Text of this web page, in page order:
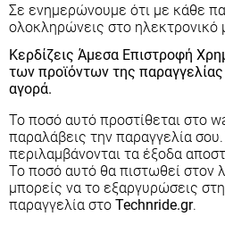
Σε ενημερώνουμε ότι με κάθε
ολοκληρώνεις στο ηλεκτρονικό
Κερδίζεις Άμεσα Επιστροφή
των προϊόντων της
αγορά.
Το ποσό αυτό προστίθεται στο
παραλάβεις την παραγγελία
περιλαμβάνονται τα έξοδα
Το ποσό αυτό θα πιστωθεί στον
μπορείς να το εξαργυρώσεις
παραγγελία στο Technride.gr.